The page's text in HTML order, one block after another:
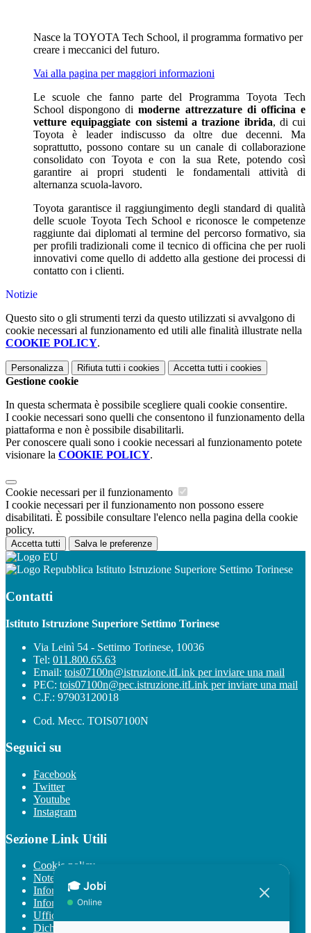
Nasce la TOYOTA Tech School, il programma formativo per
creare i meccanici del futuro.
Vai alla pagina per maggiori informazioni
Le scuole che fanno parte del Programma Toyota Tech
School dispongono dimoderne attrezzature di officina e
vetture equipaggiate con sistemi a trazione ibrida, di cui
Toyota è leader indiscusso da oltre due decenni. Ma
soprattutto, possono contare su un canale di collaborazione
consolidato con Toyota e con la sua Rete, potendo così
garantire ai propri studenti le fondamentali attività di
alternanza scuola-lavoro.
Toyota garantisce il raggiungimento degli standard di qualità
delle scuole Toyota Tech School e riconosce le competenze
raggiunte dai diplomati al termine del percorso formativo, sia
per profili tradizionali come il tecnico di officina che per ruoli
innovativi come quello di addetto alla gestione dei processi di
contatto con i clienti.
Notizie
Questo sito o gli strumenti terzi da questo utilizzati si avvalgono di
cookie necessari al funzionamento ed utili alle finalità illustrate nella
COOKIE POLICY.
Personalizza Rifiuta tutti i cookies Accetta tutti i cookies
Gestione cookie
In questa schermata è possibile scegliere quali cookie consentire.
I cookie necessari sono quelli che consentono il funzionamento della
piattaforma e non è possibile disabilitarli.
Per conoscere quali sono i cookie necessari al funzionamento potete
visionare la COOKIE POLICY.
Cookie necessari per il funzionamento
I cookie necessari per il funzionamento non possono essere
disabilitati. È possibile consultare l'elenco nella pagina della cookie
policy.
Accetta tutti Salva le preferenze
Istituto Istruzione Superiore Settimo Torinese
Contatti
Istituto Istruzione Superiore Settimo Torinese
Via Leinì 54 - Settimo Torinese, 10036
Tel: 011.800.65.63
Email: tois07100n@istruzione.itLink per inviare una mail
PEC: tois07100n@pec.istruzione.itLink per inviare una mail
C.F.: 97903120018
Cod. Mecc. TOIS07100N
Seguici su
Facebook
Twitter
Youtube
Instagram
Sezione Link Utili
Cookie policy
Note legali
Informativa Privacy
Informativa Privacy chatbot Jobi
Ufficio Relazioni con il Pubblico
Dichiarazione di accessibilità